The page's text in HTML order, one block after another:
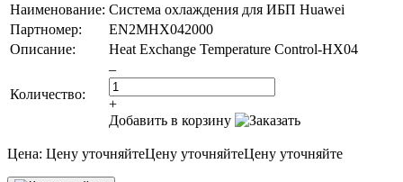
Наименование: Система охлаждения для ИБП Huawei
Партномер:
EN2MHX042000
Описание:
Heat Exchange Temperature Control-HX04
Количество:
–
+
Добавить в корзину
Цена: Цену уточняйтеЦену уточняйтеЦену уточняйте